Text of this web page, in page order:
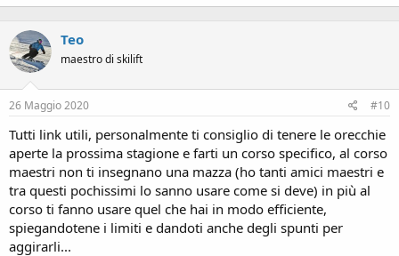
Teo
maestro di skilift
26 Maggio 2020 #10
Tutti link utili, personalmente ti consiglio di tenere le orecchie
aperte la prossima stagione e farti un corso specifico, al corso
maestri non ti insegnano una mazza (ho tanti amici maestri e
tra questi pochissimi lo sanno usare come si deve) in più al
corso ti fanno usare quel che hai in modo efficiente,
spiegandotene i limiti e dandoti anche degli spunti per
aggirarli...